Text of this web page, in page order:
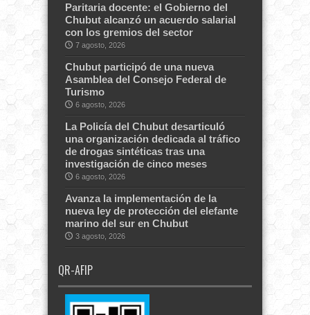
Paritaria docente: el Gobierno del
Chubut alcanzó un acuerdo salarial
con los gremios del sector
7 agosto, 2026
Chubut participó de una nueva
Asamblea del Consejo Federal de
Turismo
6 agosto, 2026
La Policía del Chubut desarticuló
una organización dedicada al tráfico
de drogas sintéticas tras una
investigación de cinco meses
6 agosto, 2026
Avanza la implementación de la
nueva ley de protección del elefante
marino del sur en Chubut
3 agosto, 2026
QR-AFIP